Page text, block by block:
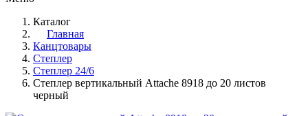
Каталог
Главная
Канцтовары
Степлер
Степлер 24/6
Степлер вертикальный Attache 8918 до 20 листов
черный